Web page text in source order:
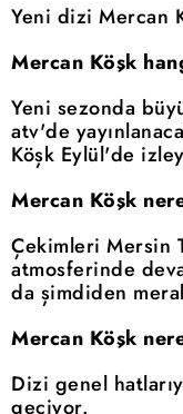
Yeni dizi Mercan
Mercan Köşk
Yeni sezonda
atv'de
Köşk Eylül'de
Mercan Köşk
Çekimleri Mersin
atmosferinde
da şimdiden
Mercan Köşk
Dizi genel
geçiyor.